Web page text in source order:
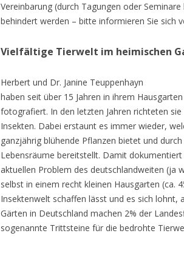
Vereinbarung (durch Tagungen oder
behindert werden – bitte informieren Sie sich
Vielfältige Tierwelt im heimischen
Herbert und Dr. Janine Teuppenhayn
haben seit über 15 Jahren in ihrem
fotografiert. In den letzten Jahren richteten
Insekten. Dabei erstaunt es immer wieder,
ganzjährig blühende Pflanzen bietet und
Lebensräume bereitstellt. Damit
aktuellen Problem des deutschlandweiten (ja
selbst in einem recht kleinen Hausgarten (ca.
Insektenwelt schaffen lässt und es sich lohnt,
Gärten in Deutschland machen 2% der
sogenannte Trittsteine für die bedrohte